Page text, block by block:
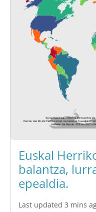
Euskal
balantza,
epealdia.
Last updated 3 mins